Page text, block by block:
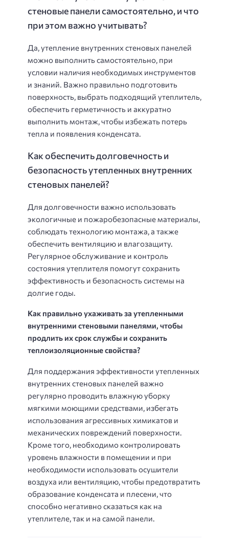
стеновые панели самостоятельно, и что
при этом важно учитывать?
Да, утепление внутренних стеновых панелей
можно выполнить самостоятельно, при
условии наличия необходимых инструментов
и знаний. Важно правильно подготовить
поверхность, выбрать подходящий утеплитель,
обеспечить герметичность и аккуратно
выполнить монтаж, чтобы избежать потерь
тепла и появления конденсата.
Как обеспечить долговечность и
безопасность утепленных внутренних
стеновых панелей?
Для долговечности важно использовать
экологичные и пожаробезопасные материалы,
соблюдать технологию монтажа, а также
обеспечить вентиляцию и влагозащиту.
Регулярное обслуживание и контроль
состояния утеплителя помогут сохранить
эффективность и безопасность системы на
долгие годы.
Как правильно ухаживать за утепленными
внутренними стеновыми панелями, чтобы
продлить их срок службы и сохранить
теплоизоляционные свойства?
Для поддержания эффективности утепленных
внутренних стеновых панелей важно
регулярно проводить влажную уборку
мягкими моющими средствами, избегать
использования агрессивных химикатов и
механических повреждений поверхности.
Кроме того, необходимо контролировать
уровень влажности в помещении и при
необходимости использовать осушители
воздуха или вентиляцию, чтобы предотвратить
образование конденсата и плесени, что
способно негативно сказаться как на
утеплителе, так и на самой панели.